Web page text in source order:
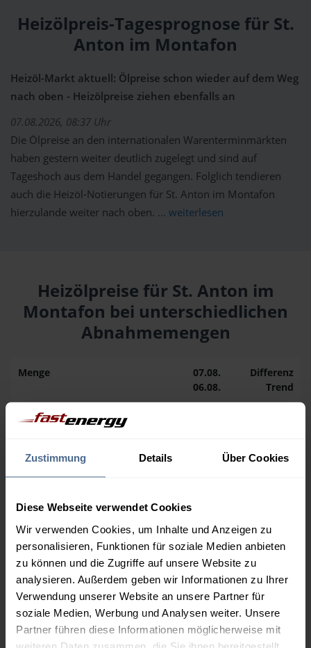
Zustimmung Details Über Cookies
Diese Webseite verwendet Cookies
Wir verwenden Cookies, um Inhalte und Anzeigen zu
personalisieren, Funktionen für soziale Medien anbieten
zu können und die Zugriffe auf unsere Website zu
analysieren. Außerdem geben wir Informationen zu Ihrer
Verwendung unserer Website an unsere Partner für
soziale Medien, Werbung und Analysen weiter. Unsere
Partner führen diese Informationen möglicherweise mit
weiteren Daten zusammen, die Sie ihnen bereitgestellt
Heizölpreis-Tagesprognose für St.
Anton im Montafon
Heizöl-Markt aktuell: Ölpreise schon wieder auf dem Weg
nach oben - Heizölpreise ziehen ebenfalls an
07.08.2026, 08:37 Uhr
Die Ölpreise an den internationalen Warenterminmärkten
haben gestern weiter deutlich zugelegt und sind auf
Tageshoch aus dem Handel gegangen. Folglich tendieren
auch die Heizöl-Notierungen für St. Anton im Montafon
hierzulande weiter nach oben. ... weiterlesen
Heizölpreise für St. Anton im
Montafon bei unterschiedlichen
Abnahmemengen
Menge
07.08.
06.08.
Differenz
Trend
1.000 Liter
2.000 Liter 0,00 €
3.000 Liter
154,90 €
5.000 Liter
153,18 €
153,18 €
0,00 €
Preise für Heizöl in Standardqualität nach Ö-Norm C 1109 in € / 100
Liter inkl. MwSt. und Lieferung bei einer Lieferstelle.